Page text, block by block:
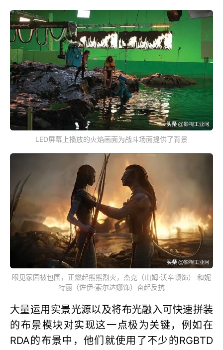
LED屏幕上播放的火焰画面为战斗场面提供了背景
眼见家园被包围，正燃起熊熊烈火，杰克（山姆·沃辛顿饰） 和妮
特丽（佐伊·索尔达娜饰）奋起反抗
大量运用实景光源以及将布光融入可快速拼装
的布景模块对实现这一点极为关键，例如在
RDA的布景中，他们就使用了不少的RGBTD